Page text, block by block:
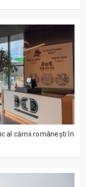
al cărnii românești în